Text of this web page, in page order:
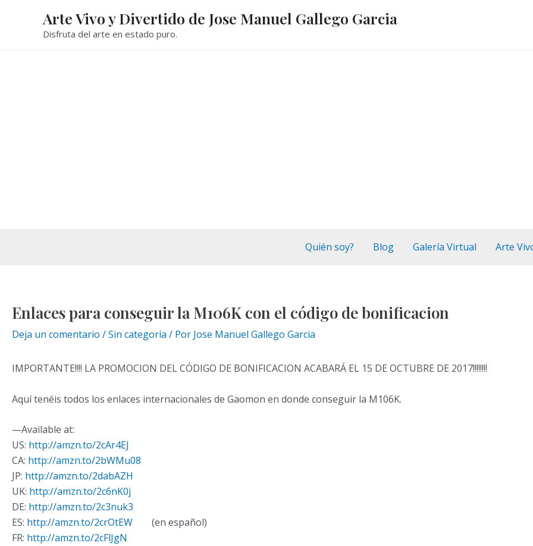
contenido
Arte Vivo y Divertido de Jose Manuel Gallego Garcia
Disfruta del arte en estado puro.
Quién soy? Blog Galería Virtual Arte
Enlaces para conseguir la M106K con el código de bonificacion
Deja un comentario /Sin categoría / Por Jose Manuel Gallego Garcia
IMPORTANTE!!!! LA PROMOCION DEL CÓDIGO DE BONIFICACION ACABARÁ EL 15 DE OCTUBRE DE 2017!!!!!!!!
Aquí tenéis todos los enlaces internacionales de Gaomon en donde conseguir la M106K.
—Available at:
US: http://amzn.to/2cAr4EJ
CA: http://amzn.to/2bWMu08
JP: http://amzn.to/2dabAZH
UK: http://amzn.to/2c6nK0j
DE: http://amzn.to/2c3nuk3
ES: http://amzn.to/2crOtEW (en español)
FR: http://amzn.to/2cFlJgN